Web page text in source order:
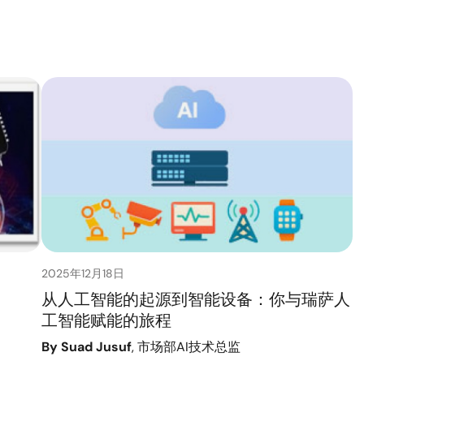
2025年12月18日
从人工智能的起源到智能设备：你与瑞萨人
工智能赋能的旅程
By Suad Jusuf, 市场部AI技术总监